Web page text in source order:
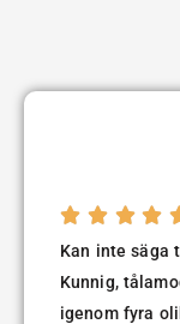
   
Kan inte säga
Kunnig,
igenom fyra